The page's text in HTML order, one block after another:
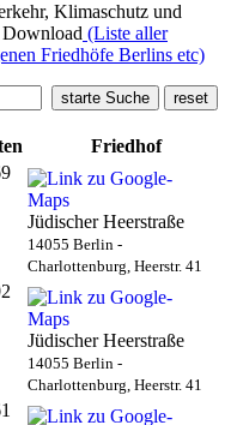
Klimaschutz und
(Liste aller
Friedhöfe Berlins etc)
Friedhof
Jüdischer Heerstraße
14055 Berlin -
Charlottenburg, Heerstr. 41
Jüdischer Heerstraße
14055 Berlin -
Charlottenburg, Heerstr. 41